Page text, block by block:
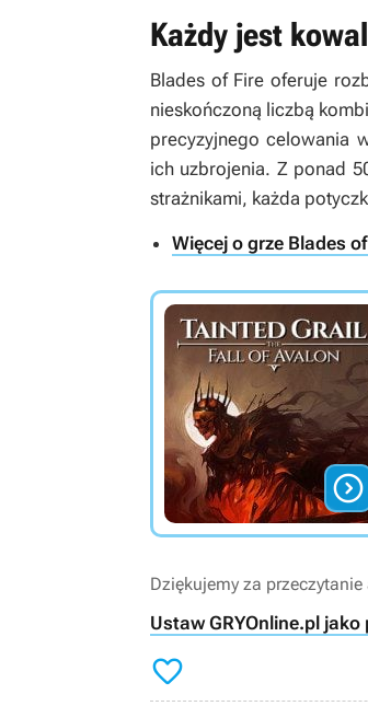
Każdy jest
Blades of Fire oferuje
nieskończoną liczbą
precyzyjnego celowania
ich uzbrojenia. Z ponad
strażnikami, każda
Więcej o grze Blades

Dziękujemy za przeczytanie
Ustaw GRYOnline.pl
